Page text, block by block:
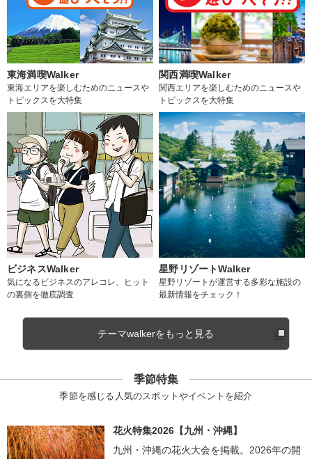
東海満喫Walker
東海エリアを楽しむためのニュースや
トピックスを大特集
関西満喫Walker
関西エリアを楽しむためのニュースや
トピックスを大特集
ビジネスWalker
気になるビジネスのアレコレ、ヒット
の裏側を徹底調査
星野リゾートWalker
星野リゾートが運営する多彩な施設の
最新情報をチェック！
テーマwalkerをもっと見る
季節特集
季節を感じる人気のスポットやイベントを紹介
花火特集2026【九州・沖縄】
九州・沖縄の花火大会を掲載。2026年の開